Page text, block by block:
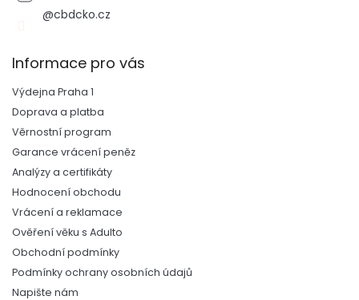
@cbdcko.cz
Informace pro vás
Výdejna Praha 1
Doprava a platba
Věrnostní program
Garance vrácení peněz
Analýzy a certifikáty
Hodnocení obchodu
Vrácení a reklamace
Ověření věku s Adulto
Obchodní podmínky
Podmínky ochrany osobních údajů
Napište nám